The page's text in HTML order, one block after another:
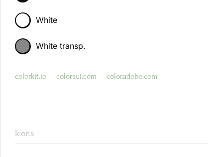
White
White transp.
colorkit.io colorsui.com color.adobe.com
Icons